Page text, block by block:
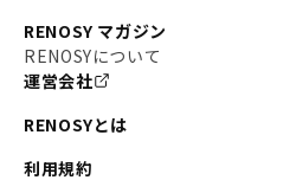
RENOSY マガジン
RENOSYについて
運営会社
RENOSYとは
利用規約